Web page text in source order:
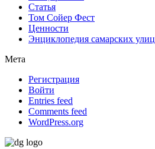
Статья
Том Сойер Фест
Ценности
Энциклопедия самарских улиц
Мета
Регистрация
Войти
Entries feed
Comments feed
WordPress.org